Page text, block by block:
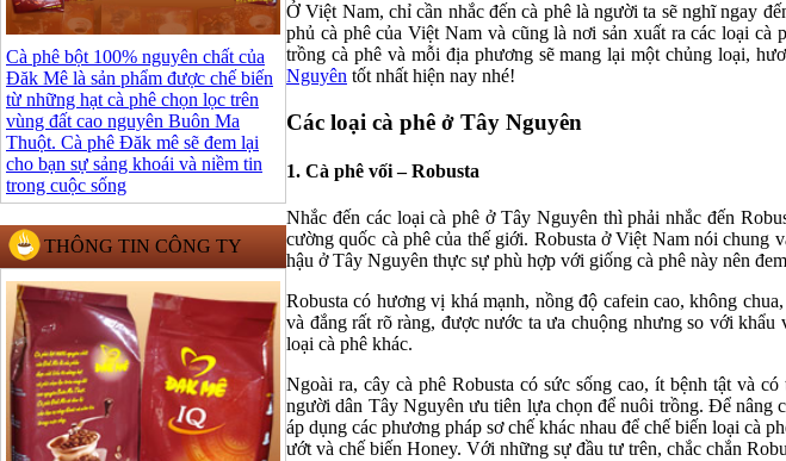
Cà phê bột 100% nguyên chất của
Đăk Mê là sản phẩm được chế biến
từ những hạt cà phê chọn lọc trên
vùng đất cao nguyên Buôn Ma
Thuột. Cà phê Đăk mê sẽ đem lại
cho bạn sự sảng khoái và niềm tin
trong cuộc sống
THÔNG TIN CÔNG TY
Ở Việt Nam, chỉ cần nhắc đến cà phê là người ta sẽ nghĩ ngay
phủ cà phê của Việt Nam và cũng là nơi sản xuất ra các loại
trồng cà phê và mỗi địa phương sẽ mang lại một chủng loại,
Nguyên tốt nhất hiện nay nhé!
Các loại cà phê ở Tây Nguyên
1. Cà phê vối – Robusta
Nhắc đến các loại cà phê ở Tây Nguyên thì phải nhắc đến
cường quốc cà phê của thế giới. Robusta ở Việt Nam nói
hậu ở Tây Nguyên thực sự phù hợp với giống cà phê này nên
Robusta có hương vị khá mạnh, nồng độ cafein cao, không
và đắng rất rõ ràng, được nước ta ưa chuộng nhưng so với
loại cà phê khác.
Ngoài ra, cây cà phê Robusta có sức sống cao, ít bệnh tật và
người dân Tây Nguyên ưu tiên lựa chọn để nuôi trồng. Để nâng
áp dụng các phương pháp sơ chế khác nhau để chế biến loại cà
ướt và chế biến Honey. Với những sự đầu tư trên, chắc chắn